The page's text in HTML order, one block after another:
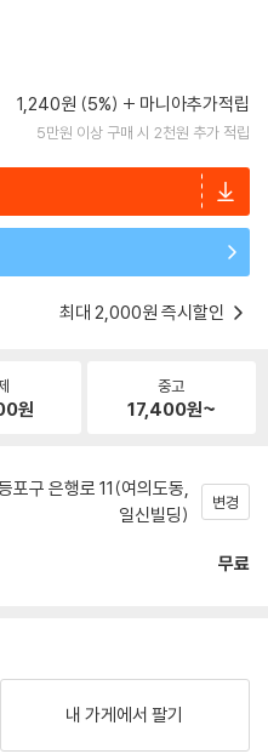
1,240원 (5%) 마니아추가적립
5만원 이상 구매 시 2천원 추가 적립
최대 2,000원 즉시할인
원
중고
17,400원~
포구 은행로 11(여의도동,
일신빌딩)
변경
무료
내 가게에서 팔기